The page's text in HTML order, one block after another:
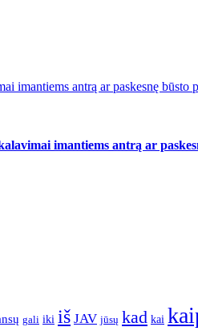
imantiems antrą ar paskesnę būsto
imantiems antrą ar
gali iki iš JAV jūsų kad kai